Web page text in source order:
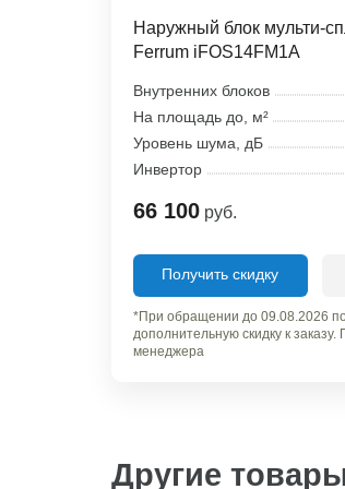
Наружный блок мульти-
Ferrum iFOS14FM1A
Внутренних блоков
На площадь до, м²
Уровень шума, дБ
Инвертор
66 100 руб.
Получить скидку
*При обращении до 09.08.2026
дополнительную скидку к
менеджера
Другие